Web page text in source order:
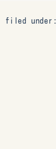
filed under: